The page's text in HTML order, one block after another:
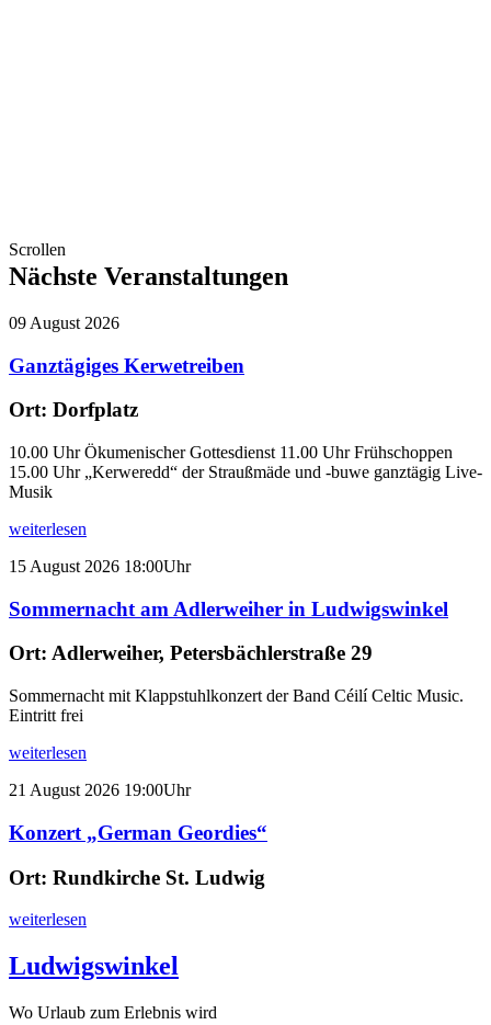
Scrollen
Nächste Veranstaltungen
09 August 2026
Ganztägiges Kerwetreiben
Ort: Dorfplatz
10.00 Uhr Ökumenischer Gottesdienst 11.00 Uhr Frühschoppen
15.00 Uhr „Kerweredd“ der Straußmäde und -buwe ganztägig Live-
Musik
weiterlesen
15 August 2026 18:00Uhr
Sommernacht am Adlerweiher in Ludwigswinkel
Ort: Adlerweiher, Petersbächlerstraße 29
Sommernacht mit Klappstuhlkonzert der Band Céilí Celtic Music.
Eintritt frei
weiterlesen
21 August 2026 19:00Uhr
Konzert „German Geordies“
Ort: Rundkirche St. Ludwig
weiterlesen
Ludwigswinkel
Wo Urlaub zum Erlebnis wird